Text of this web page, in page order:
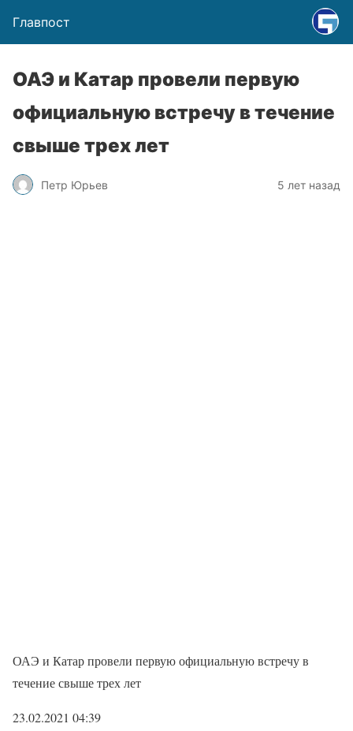
Главпост
ОАЭ и Катар провели первую
официальную встречу в течение
свыше трех лет
Петр Юрьев 5 лет назад
ОАЭ и Катар провели первую официальную встречу в
течение свыше трех лет
23.02.2021 04:39